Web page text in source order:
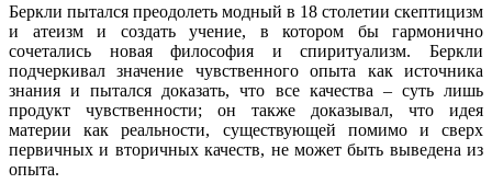
Беркли пытался преодолеть модный в 18 столетии скептицизм
и атеизм и создать учение, в котором бы гармонично
сочетались новая философия и спиритуализм. Беркли
подчеркивал значение чувственного опыта как источника
знания и пытался доказать, что все качества – суть лишь
продукт чувственности; он также доказывал, что идея
материи как реальности, существующей помимо и сверх
первичных и вторичных качеств, не может быть выведена из
опыта.